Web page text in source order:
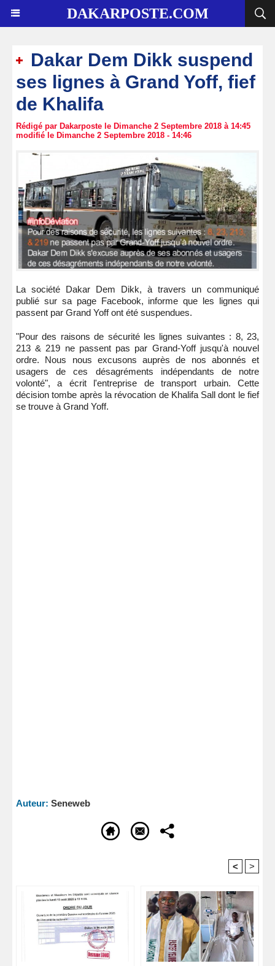
DAKARPOSTE.COM
Dakar Dem Dikk suspend
ses lignes à Grand Yoff, fief
de Khalifa
Rédigé par Dakarposte le Dimanche 2 Septembre 2018 à 14:45
modifié le Dimanche 2 Septembre 2018 - 14:46
La société Dakar Dem Dikk, à travers un communiqué
publié sur sa page Facebook, informe que les lignes qui
passent par Grand Yoff ont été suspendues.
"Pour des raisons de sécurité les lignes suivantes : 8, 23,
213 & 219 ne passent pas par Grand-Yoff jusqu'à nouvel
ordre. Nous nous excusons auprès de nos abonnés et
usagers de ces désagréments indépendants de notre
volonté", a écrit l'entreprise de transport urbain. Cette
décision tombe après la révocation de Khalifa Sall dont le fief
se trouve à Grand Yoff.
Auteur: Seneweb
< >